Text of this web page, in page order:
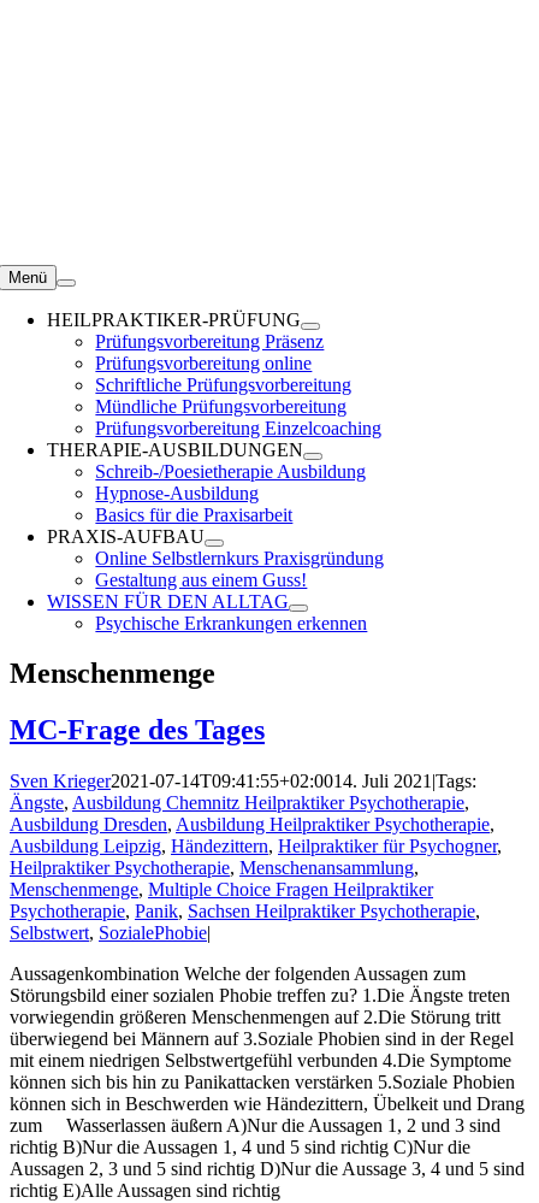
Menü
HEILPRAKTIKER-PRÜFUNG
Prüfungsvorbereitung Präsenz
Prüfungsvorbereitung online
Schriftliche Prüfungsvorbereitung
Mündliche Prüfungsvorbereitung
Prüfungsvorbereitung Einzelcoaching
THERAPIE-AUSBILDUNGEN
Schreib-/Poesietherapie Ausbildung
Hypnose-Ausbildung
Basics für die Praxisarbeit
PRAXIS-AUFBAU
Online Selbstlernkurs Praxisgründung
Gestaltung aus einem Guss!
WISSEN FÜR DEN ALLTAG
Psychische Erkrankungen erkennen
Menschenmenge
MC-Frage des Tages
Sven Krieger2021-07-14T09:41:55+02:0014. Juli 2021 |Tags:
Ängste, Ausbildung Chemnitz Heilpraktiker Psychotherapie,
Ausbildung Dresden, Ausbildung Heilpraktiker Psychotherapie,
Ausbildung Leipzig, Händezittern, Heilpraktiker für Psychogner,
Heilpraktiker Psychotherapie, Menschenansammlung,
Menschenmenge, Multiple Choice Fragen Heilpraktiker
Psychotherapie, Panik, Sachsen Heilpraktiker Psychotherapie,
Selbstwert, SozialePhobie|
Aussagenkombination Welche der folgenden Aussagen zum
Störungsbild einer sozialen Phobie treffen zu? 1.Die Ängste treten
vorwiegendin größeren Menschenmengen auf 2.Die Störung tritt
überwiegend bei Männern auf 3.Soziale Phobien sind in der Regel
mit einem niedrigen Selbstwertgefühl verbunden 4.Die Symptome
können sich bis hin zu Panikattacken verstärken 5.Soziale Phobien
können sich in Beschwerden wie Händezittern, Übelkeit und Drang
zum Wasserlassen äußern A)Nur die Aussagen 1, 2 und 3 sind
richtig B)Nur die Aussagen 1, 4 und 5 sind richtig C)Nur die
Aussagen 2, 3 und 5 sind richtig D)Nur die Aussage 3, 4 und 5 sind
richtig E)Alle Aussagen sind richtig